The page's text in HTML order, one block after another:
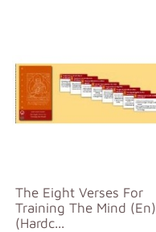
The Eight Verses For
Training The Mind (En)
(Hardc...